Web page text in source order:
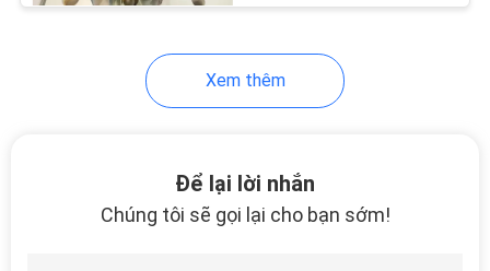
Máy đóng gói sách
Xem thêm
Để lại lời nhắn
Chúng tôi sẽ gọi lại cho bạn sớm!